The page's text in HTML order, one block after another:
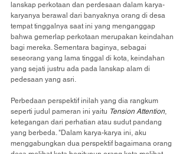
lanskap perkotaan dan perdesaan dalam karya-
karyanya berawal dari banyaknya orang di desa
tempat tinggalnya saat ini yang menganggap
bahwa gemerlap perkotaan merupakan keindahan
bagi mereka. Sementara baginya, sebagai
seseorang yang lama tinggal di kota, keindahan
yang sejati justru ada pada lanskap alam di
pedesaan yang asri.
Perbedaan perspektif inilah yang dia rangkum
seperti judul pameran ini yaitu Tension Attention,
ketegangan dari perhatian atau sudut pandang
yang berbeda. "Dalam karya-karya ini, aku
menggabungkan dua perspektif bagaimana orang